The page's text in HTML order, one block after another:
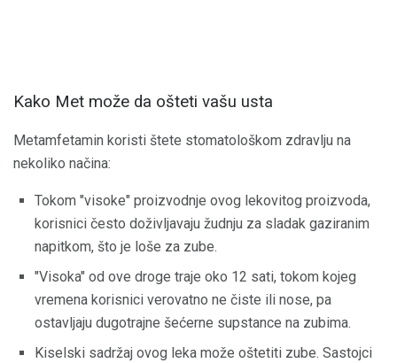
Kako Met može da ošteti vašu usta
Metamfetamin koristi štete stomatološkom zdravlju na
nekoliko načina:
Tokom "visoke" proizvodnje ovog lekovitog proizvoda,
korisnici često doživljavaju žudnju za sladak gaziranim
napitkom, što je loše za zube.
"Visoka" od ove droge traje oko 12 sati, tokom kojeg
vremena korisnici verovatno ne čiste ili nose, pa
ostavljaju dugotrajne šećerne supstance na zubima.
Kiselski sadržaj ovog leka može oštetiti zube. Sastojci